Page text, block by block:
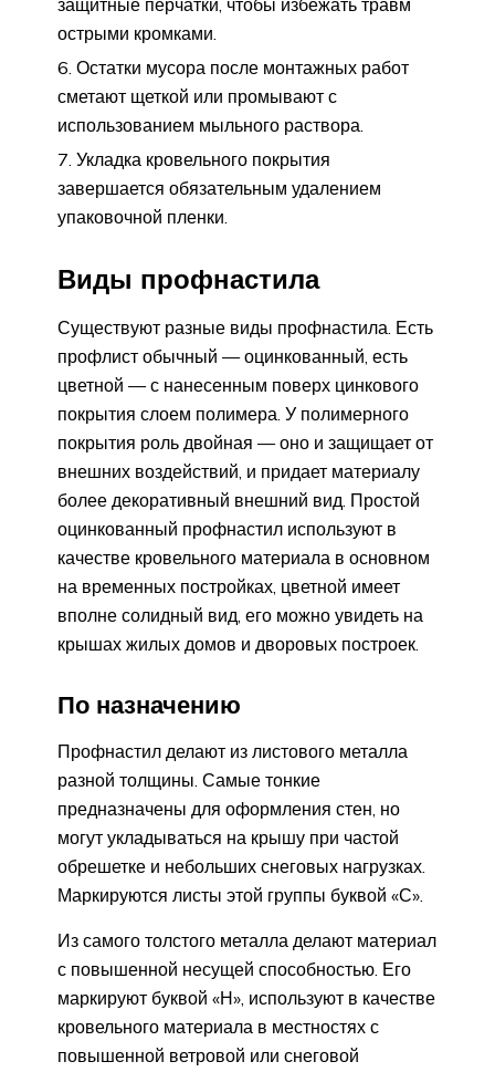
защитные перчатки, чтобы избежать травм
острыми кромками.
Остатки мусора после монтажных работ
сметают щеткой или промывают с
использованием мыльного раствора.
Укладка кровельного покрытия
завершается обязательным удалением
упаковочной пленки.
Виды профнастила
Существуют разные виды профнастила. Есть
профлист обычный — оцинкованный, есть
цветной — с нанесенным поверх цинкового
покрытия слоем полимера. У полимерного
покрытия роль двойная — оно и защищает от
внешних воздействий, и придает материалу
более декоративный внешний вид. Простой
оцинкованный профнастил используют в
качестве кровельного материала в основном
на временных постройках, цветной имеет
вполне солидный вид, его можно увидеть на
крышах жилых домов и дворовых построек.
По назначению
Профнастил делают из листового металла
разной толщины. Самые тонкие
предназначены для оформления стен, но
могут укладываться на крышу при частой
обрешетке и небольших снеговых нагрузках.
Маркируются листы этой группы буквой «С».
Из самого толстого металла делают материал
с повышенной несущей способностью. Его
маркируют буквой «Н», используют в качестве
кровельного материала в местностях с
повышенной ветровой или снеговой